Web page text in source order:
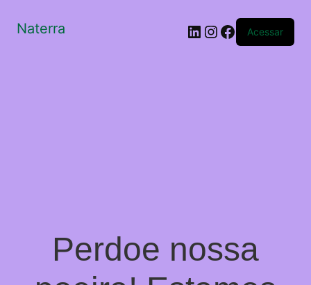
Naterra LinkedIn
Instagram
Facebook
Acessar
Perdoe nossa